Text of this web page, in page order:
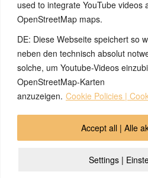
used to integrate YouTube videos
OpenStreetMap maps.
DE: Diese Webseite speichert so
neben den technisch absolut
solche, um Youtube-Videos
OpenStreetMap-Karten
anzuzeigen. Cookie Policies |
Settings |
Accept all | Alle
Quellen:
Seminare und Webinare von
Internetseite www.5bn.de.
David Münnich „Das System der
Naturgesetze“ Band 1.
Claudio Trupiano „Danke Doctor
Benedikt Zeitner, Heilpraktiker
© 2026 by Ingmar Marquardt
Impressum
Cookie Policy (EU)